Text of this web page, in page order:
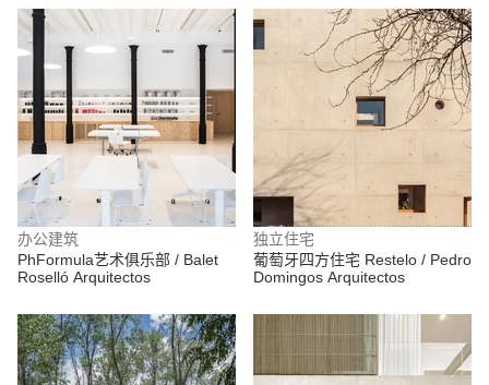
办公建筑
PhFormula艺术俱乐部 / Balet
Roselló Arquitectos
独立住宅
葡萄牙四方住宅 Restelo / Pedro
Domingos Arquitectos